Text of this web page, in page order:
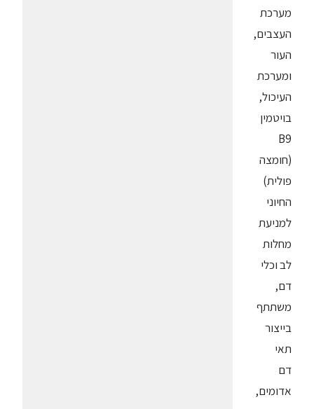
מערכת
העצבים,
העור
ומערכת
העיכול,
בויטמין
B9
(חומצה
פולית)
החיוני
למניעת
מחלות
לב וכלי
דם,
משתתף
בייצור
תאי
דם
אדומים,